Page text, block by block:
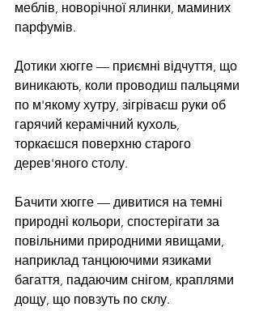
меблів, новорічної ялинки, маминих
парфумів.
Дотики хюгге — приємні відчуття, що
виникають, коли проводиш пальцями
по м'якому хутру, зігріваєш руки об
гарячий керамічний кухоль,
торкаєшся поверхню старого
дерев'яного столу.
Бачити хюгге — дивитися на темні
природні кольори, спостерігати за
повільними природними явищами,
наприклад танцюючими язиками
багаття, падаючим снігом, краплями
дощу, що повзуть по склу.